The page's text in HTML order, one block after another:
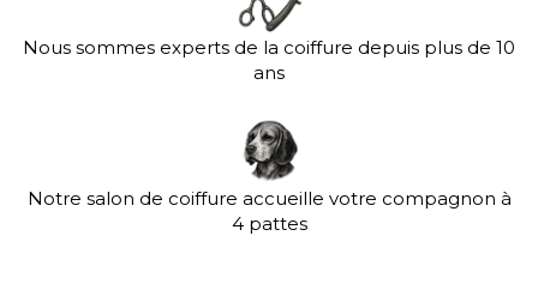
Nous sommes experts de la coiffure depuis plus de 10
ans
Notre salon de coiffure accueille votre compagnon à
4 pattes